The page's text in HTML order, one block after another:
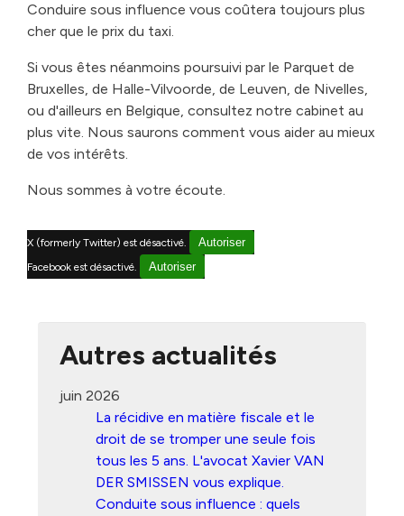
Conduire sous influence vous coûtera toujours plus
cher que le prix du taxi.
Si vous êtes néanmoins poursuivi par le Parquet de
Bruxelles, de Halle-Vilvoorde, de Leuven, de Nivelles,
ou d'ailleurs en Belgique, consultez notre cabinet au
plus vite. Nous saurons comment vous aider au mieux
de vos intérêts.
Nous sommes à votre écoute.
X (formerly Twitter) est désactivé. Autoriser
Facebook est désactivé. Autoriser
Autres actualités
juin 2026
La récidive en matière fiscale et le
droit de se tromper une seule fois
tous les 5 ans. L'avocat Xavier VAN
DER SMISSEN vous explique.
Conduite sous influence : quels